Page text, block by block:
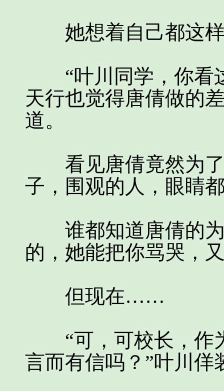
她想着自己都这样
“叶川同学，你看
天行也觉得唐倩做的
道。
看见唐倩竟然为了
子，围观的人，眼睛
谁都知道唐倩的为
的，她能把你骂哭，
但现在……
“可，可校长，作
言而有信吗？”叶川佯